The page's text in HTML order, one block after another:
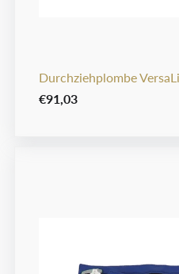
Durchziehplombe
€91,03